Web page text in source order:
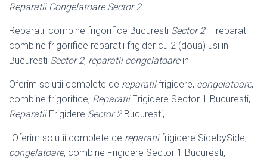
Reparatii Congelatoare Sector 2
Reparatii combine frigorifice Bucuresti Sector 2– reparatii
combine frigorifice reparatii frigider cu 2 (doua) usi in
Bucuresti Sector 2, reparatii congelatoarein
Oferim solutii complete de reparatiifrigidere, congelatoare,
combine frigorifice, ReparatiiFrigidere Sector 1 Bucuresti,
ReparatiiFrigidere Sector 2Bucuresti,
-Oferim solutii complete de reparatiifrigidere SidebySide,
congelatoare, combine Frigidere Sector 1 Bucuresti,